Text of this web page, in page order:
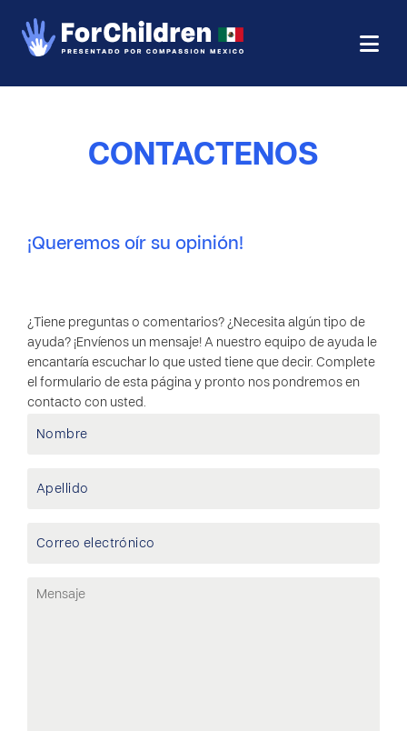
CONTÁCTENOS
¡Queremos oír su opinión!
¿Tiene preguntas o comentarios? ¿Necesita algún tipo de
ayuda? ¡Envíenos un mensaje! A nuestro equipo de ayuda le
encantaría escuchar lo que usted tiene que decir. Complete
el formulario de esta página y pronto nos pondremos en
contacto con usted.